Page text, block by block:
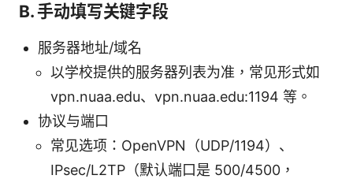
B. 手动填写关键字段
服务器地址/域名
以学校提供的服务器列表为准，常见形式如
vpn.nuaa.edu、vpn.nuaa.edu:1194 等。
协议与端口
常见选项：OpenVPN（UDP/1194）、
IPsec/L2TP（默认端口是 500/4500，